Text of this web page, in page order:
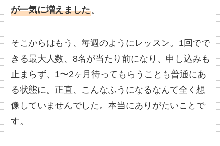
が一気に増えました。
そこからはもう、毎週のようにレッスン。1回でで
きる最大人数、8名が当たり前になり、申し込みも
止まらず、1〜2ヶ月待ってもらうことも普通にあ
る状態に。正直、こんなふうになるなんて全く想
像していませんでした。本当にありがたいことで
す。